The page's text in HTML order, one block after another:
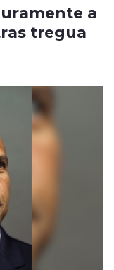
a
tregua